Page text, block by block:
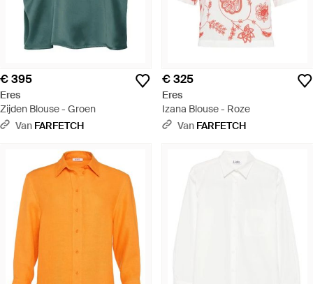
€ 395
Eres
Zijden Blouse - Groen
Van FARFETCH
€ 325
Eres
Izana Blouse - Roze
Van FARFETCH